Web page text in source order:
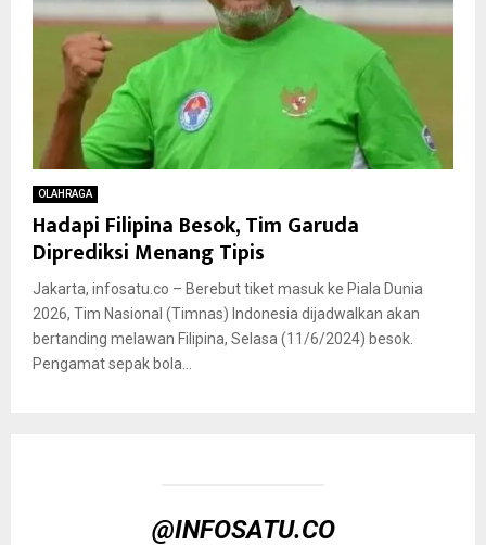
OLAHRAGA
Hadapi Filipina Besok, Tim Garuda
Diprediksi Menang Tipis
Jakarta, infosatu.co – Berebut tiket masuk ke Piala Dunia
2026, Tim Nasional (Timnas) Indonesia dijadwalkan akan
bertanding melawan Filipina, Selasa (11/6/2024) besok.
Pengamat sepak bola...
@INFOSATU.CO